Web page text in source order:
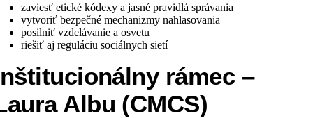
zaviesť etické kódexy a jasné pravidlá správania
vytvoriť bezpečné mechanizmy nahlasovania
posilniť vzdelávanie a osvetu
riešiť aj reguláciu sociálnych sietí
rámec –
Albu (CMCS)